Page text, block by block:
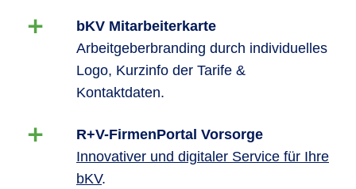
bKV Mitarbeiterkarte
Arbeitgeberbranding durch individuelles
Logo, Kurzinfo der Tarife &
Kontaktdaten.
R+V-FirmenPortal Vorsorge
Innovativer und digitaler Service für Ihre
bKV.